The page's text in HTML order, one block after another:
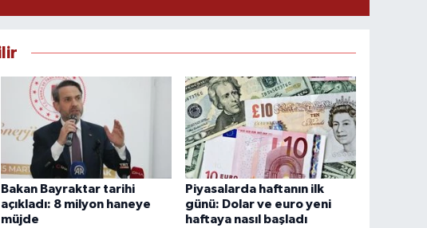
Bakan Bayraktar tarihi
açıkladı: 8 milyon haneye
müjde
Piyasalarda haftanın ilk
günü: Dolar ve euro yeni
haftaya nasıl başladı